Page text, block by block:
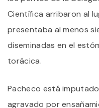
Científica arribaron al
presentaba al menos
diseminadas en el
torácica.
Pacheco está
agravado por